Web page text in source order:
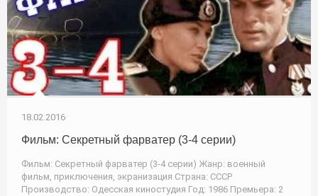
18.02.2016
Фильм: Секретный фарватер (3-4 серии)
Фильм: Секретный фарватер (3-4 серии) Жанр: военный
фильм, приключения, экранизация Страна: СССР
Производство: Одесская киностудия Год: 1986 Премьера: 2